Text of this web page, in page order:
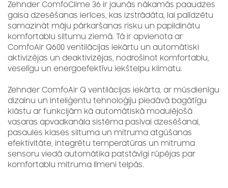
Zehnder ComfoClime 36 ir jaunās nākamās paaudzes
gaisa dzesēšanas ierīces, kas izstrādāta, lai palīdzētu
samazināt māju pārkaršanas risku un papildinātu
komfortablu siltumu ziemā. Tā ir apvienota ar
ComfoAir Q600 ventilācijas iekārtu un automātiski
aktivizējas un deaktivizējas, nodrošinot komfortablu,
veselīgu un energoefektīvu iekštelpu klimatu.
Zehnder ComfoAir Q ventilācijas iekārta, ar mūsdienīgu
dizainu un inteliģentu tehnoloģiju piedāvā bagātīgu
klāstu ar funkcijām kā automātiskā modulējošā
vasaras apvadkanāla sistēma pasīvai dzesēšanai,
pasaules klases siltuma un mitruma atgūšanas
efektivitāte, integrētu temperatūras un mitruma
sensoru viedā automātika patstāvīgi rūpējas par
komfortablu mitruma līmeni telpās.